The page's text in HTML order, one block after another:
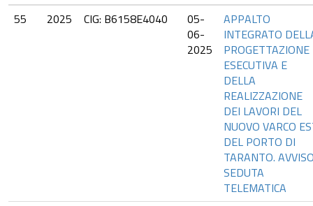
55
2025 CIG: B6158E4040
05-
06-
2025
APPALTO
INTEGRATO
PROGETTAZIONE
ESECUTIVA E
DELLA
REALIZZAZIONE
DEI LAVORI DEL
NUOVO VARCO
DEL PORTO DI
TARANTO.
SEDUTA
TELEMATICA